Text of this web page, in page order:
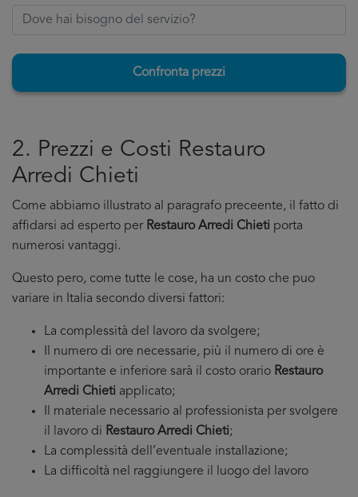
Confronta prezzi
2. Prezzi e Costi Restauro
Arredi Chieti
Come abbiamo illustrato al paragrafo preceente, il fatto di
affidarsi ad esperto per Restauro Arredi Chieti porta
numerosi vantaggi.
Questo pero, come tutte le cose, ha un costo che puo
variare in Italia secondo diversi fattori:
La complessità del lavoro da svolgere;
Il numero di ore necessarie, più il numero di ore è
importante e inferiore sarà il costo orario Restauro
Arredi Chieti applicato;
Il materiale necessario al professionista per svolgere
il lavoro di Restauro Arredi Chieti;
La complessità dell’eventuale installazione;
La difficoltà nel raggiungere il luogo del lavoro